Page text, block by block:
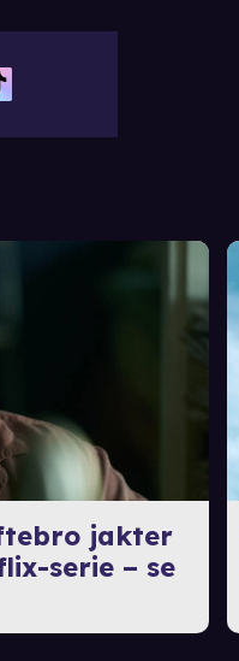
jakter
serie – se